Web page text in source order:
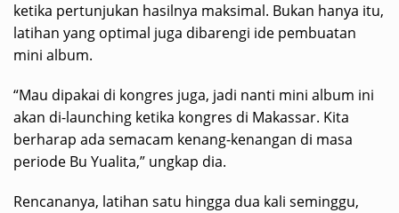
ketika pertunjukan hasilnya maksimal. Bukan hanya itu,
latihan yang optimal juga dibarengi ide pembuatan
mini album.
“Mau dipakai di kongres juga, jadi nanti mini album ini
akan di-launching ketika kongres di Makassar. Kita
berharap ada semacam kenang-kenangan di masa
periode Bu Yualita,” ungkap dia.
Rencananya, latihan satu hingga dua kali seminggu,